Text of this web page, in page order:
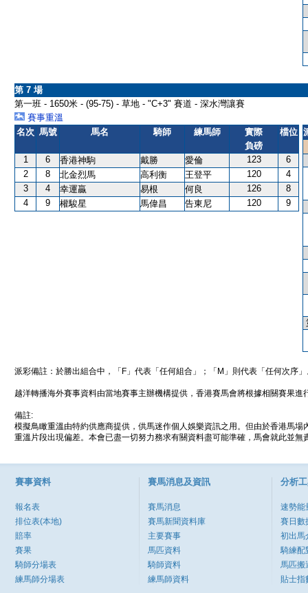
第 7 場
第一班 - 1650米 - (95-75) - 草地 - "C+3" 賽道 - 深水灣讓賽
賽事重溫
名次 馬號 馬名 騎師 練馬師
實際
負磅
檔位
1 6 香港神駒 戴勝 愛倫 123
6
2
8 北金烈馬 高利衡 王登平 120
4
3
4 幸運贏 易根 何良 126
8
4
9 權駿星 馬偉昌 告東尼 120 9
派彩備註：於勝出組合中，「F」代表「任何組合」；「M」則代表「任何次序
越洋轉播海外賽事資料由當地賽事主辦機構提供，香港賽馬會將根據相關賽果進
備註:
模擬鳥瞰重溫由特約供應商提供，供馬迷作個人娛樂資訊之用。但由於香港馬
重溫片段出現偏差。本會已盡一切努力務求有關資料盡可能準確，馬會就此並
賽事資料
報名表
排位表(本地)
賠率
賽果
騎師分場表
練馬師分場表
賽馬消息及資訊
賽馬消息
賽馬新聞資料庫
主要賽事
馬匹資料
騎師資料
練馬師資料
分析
速勢能
賽日數
初出馬
騎練配
馬匹搬
貼士指